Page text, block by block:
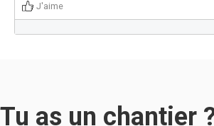
J'aime
Tu as un chantier